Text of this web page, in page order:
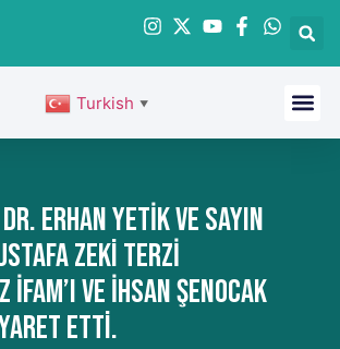
Turkish ▼
Erhan YETİK Ve Sayın
Zeki TERZİ
Ve İhsan ŞENOCAK
Etti.